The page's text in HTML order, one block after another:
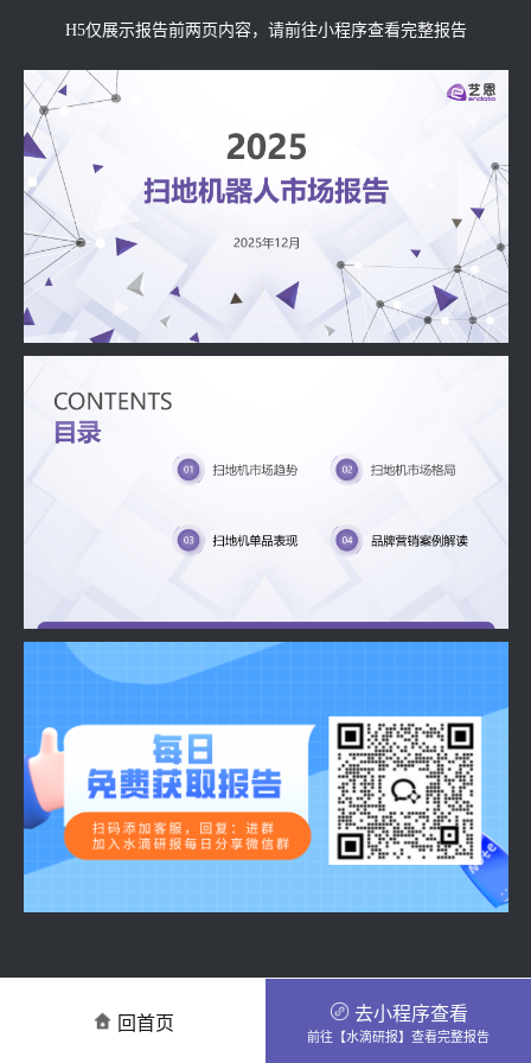
H5仅展示报告前两页内容，请前往小程序查看完整报告
回首页 去小程序查看
前往【水滴研报】查看完整报告